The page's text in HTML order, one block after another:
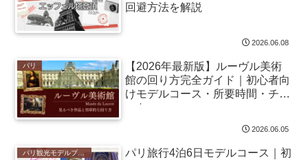
回避方法を解説
2026.06.08
パリ
【2026年最新版】ルーヴル美術
館の回り方完全ガイド｜初心者向
けモデルコース・所要時間・チケ
ット
2026.06.05
パリ観光モデルプラン
パリ旅行4泊6日モデルコース｜初